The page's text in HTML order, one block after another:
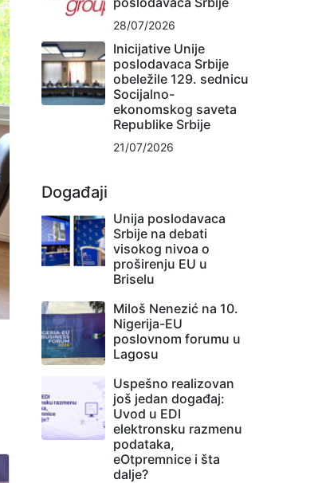
28/07/2026
Inicijative Unije
poslodavaca Srbije
obeležile 129. sednicu
Socijalno-
ekonomskog saveta
Republike Srbije
21/07/2026
Događaji
Unija poslodavaca
Srbije na debati
visokog nivoa o
proširenju EU u
Briselu
Miloš Nenezić na 10.
Nigerija-EU
poslovnom forumu u
Lagosu
Uspešno realizovan
još jedan događaj:
Uvod u EDI
elektronsku razmenu
podataka,
eOtpremnice i šta
dalje?